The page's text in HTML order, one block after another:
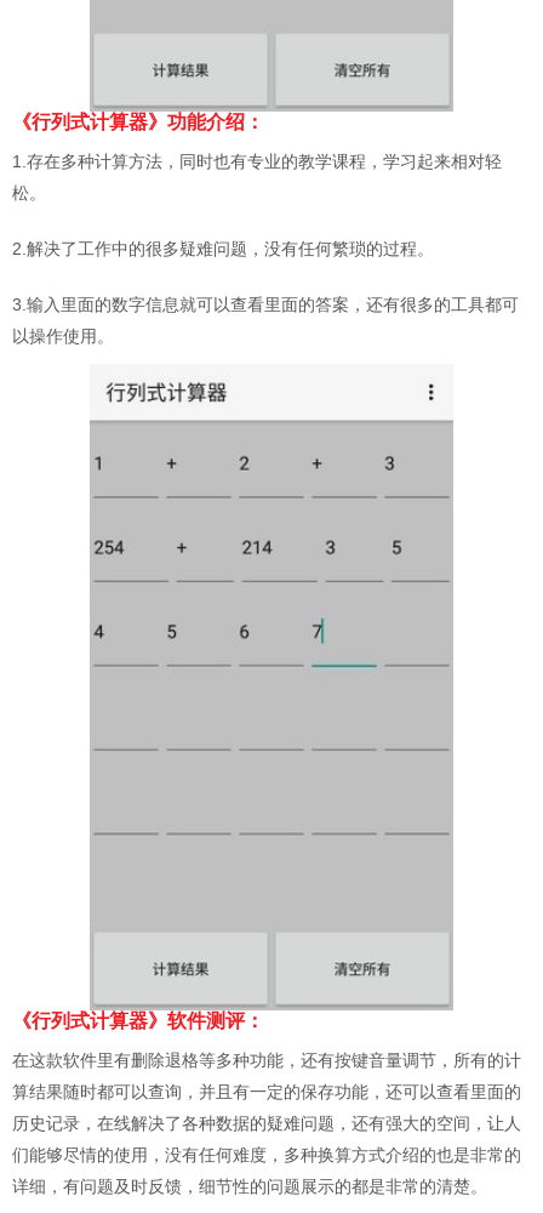
《行列式计算器》功能介绍：
1.存在多种计算方法，同时也有专业的教学课程，学习起来相对轻
松。
2.解决了工作中的很多疑难问题，没有任何繁琐的过程。
3.输入里面的数字信息就可以查看里面的答案，还有很多的工具都可
以操作使用。
《行列式计算器》软件测评：
在这款软件里有删除退格等多种功能，还有按键音量调节，所有的计
算结果随时都可以查询，并且有一定的保存功能，还可以查看里面的
历史记录，在线解决了各种数据的疑难问题，还有强大的空间，让人
们能够尽情的使用，没有任何难度，多种换算方式介绍的也是非常的
详细，有问题及时反馈，细节性的问题展示的都是非常的清楚。